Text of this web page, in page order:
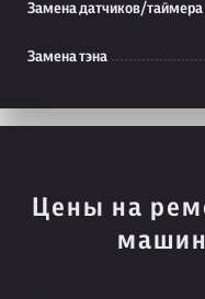
Замена датчиков/таймера
Замена тэна
Цены на